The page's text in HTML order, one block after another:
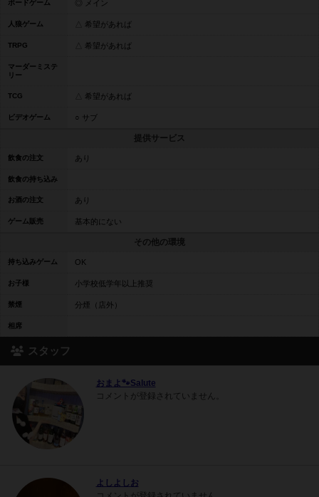
ボードゲーム ◎ メイン
人狼ゲーム △ 希望があれば
TRPG △ 希望があれば
マーダーミステ
リー
TCG △ 希望があれば
ビデオゲーム ○ サブ
提供サービス
飲食の注文 あり
飲食の持ち込み
お酒の注文 あり
ゲーム販売 基本的にない
その他の環境
持ち込みゲーム OK
お子様 小学校低学年以上推奨
禁煙 分煙（店外）
相席
スタッフ
おまよ🐾Salute
コメントが登録されていません。
よしよしお